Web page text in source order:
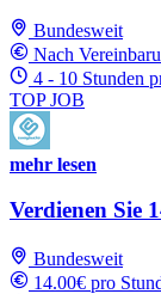
Bundesweit
Nach
4 - 10 Stunden
TOP JOB
mehr lesen
Verdienen Sie
Bundesweit
14.00€ pro